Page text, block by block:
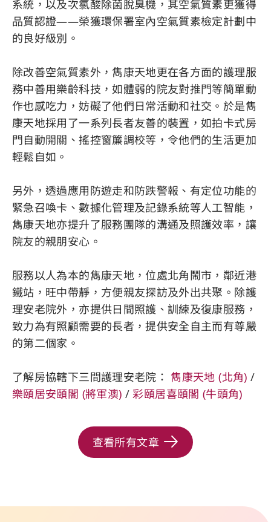
系統，以及次氯酸除菌脫臭機，其空氣質素更獲得
品質認證——榮獲環保署室內空氣質素檢定計劃中
的良好級別。
除改善空氣質素外，雋康天地更在各方面的護理服
務中善用樂齡科技，如體弱的院友對推門等簡單動
作也感吃力，妨礙了他們日常活動和社交。於是雋
康天地採用了一系列長者友善的裝置，如拍卡式房
門自動開關、搖控窗簾調校等，令他們的生活更加
輕鬆自如。
另外，透過應用防遊走和防跌警報、有定位功能的
緊急召喚卡、數據化管理及記錄系統等人工智能，
雋康天地亦提升了服務團隊的溝通及照護效率，讓
院友的親朋安心。
服務以人為本的雋康天地，位處北角鬧市，鄰近港
鐵站，旺中帶靜，方便親友探訪及外出共聚。除護
理安老院外，亦提供日間照護、訓練及復康服務，
致力為有照顧需要的長者，提供安全自主而有尊嚴
的第二個家。
了解房協轄下三間護理安老院： 雋康天地 (北角) /
樂頤居安頤閣 (將軍澳) /彩頤居喜頤閣 (牛頭角)
查看所有文章